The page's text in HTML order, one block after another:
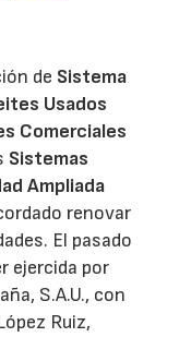
de Sistema
Usados
Comerciales
Sistemas
Ampliada
renovar
El pasado
ejercida por
S.A.U., con
Ruiz,